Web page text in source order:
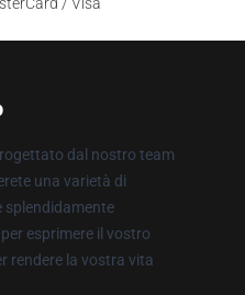
dal nostro team
una varietà di
splendidamente
esprimere il vostro
rendere la vostra vita